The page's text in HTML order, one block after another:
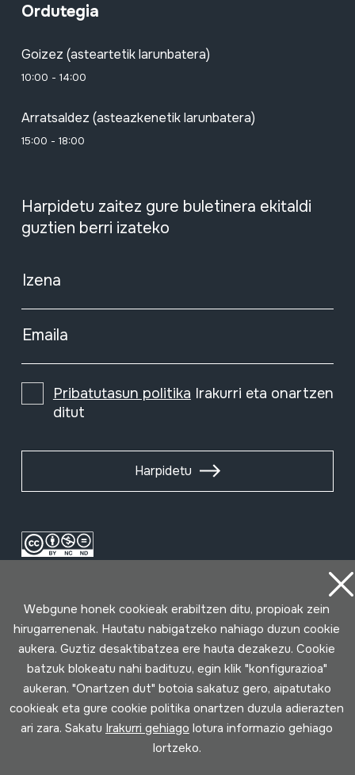
Ordutegia
Goizez (asteartetik larunbatera)
10:00 - 14:00
Arratsaldez (asteazkenetik larunbatera)
15:00 - 18:00
Harpidetu zaitez gure buletinera ekitaldi
guztien berri izateko
Izena
Emaila
Pribatutasun politika Irakurri eta onartzen
ditut
Harpidetu
Erabilpen baldintzak Pribatutasun politika Cookie politika
Loturak garatua
Webgune honek cookieak erabiltzen ditu, propioak zein
hirugarrenenak. Hautatu nabigatzeko nahiago duzun cookie
aukera. Guztiz desaktibatzea ere hauta dezakezu. Cookie
batzuk blokeatu nahi badituzu, egin klik "konfigurazioa"
aukeran. "Onartzen dut" botoia sakatuz gero, aipatutako
cookieak eta gure cookie politika onartzen duzula adierazten
ari zara. Sakatu Irakurri gehiago lotura informazio gehiago
lortzeko.